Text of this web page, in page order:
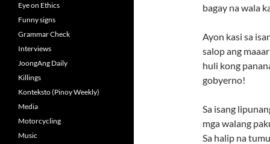
bagay na wala
Ayon kasi sa
salop ang
huli kong
gobyerno!
Sa isang
mga walang
Sa halip na
Eye on Ethics
Funny signs
Grammar Check
Interviews
JoongAng Daily
Killings
Konteksto (Pinoy Weekly)
Media
Motorcycling
Music